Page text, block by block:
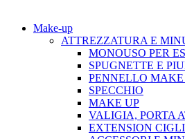
Make-up
ATTREZZATURA E
MONOUSO PER
SPUGNETTE E
PENNELLO MAKE
SPECCHIO
MAKE UP
VALIGIA, PORTA
EXTENSION